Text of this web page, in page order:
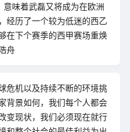
意味着武磊又将成为在欧洲
经历了一个较为低迷的西乙
在下个赛季的西甲赛场重焕
舟
危机以及持续不断的环境挑
背景如何，我们每个人都会
变现状，我们必须现在就行